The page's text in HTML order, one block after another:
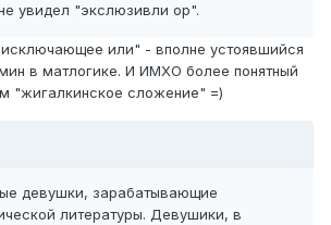
увидел "экслюзивли ор".
или" - вполне устоявшийся
в матлогике. И ИМХО более понятный
"жигалкинское сложение" =)
девушки, зарабатывающие
литературы. Девушики, в